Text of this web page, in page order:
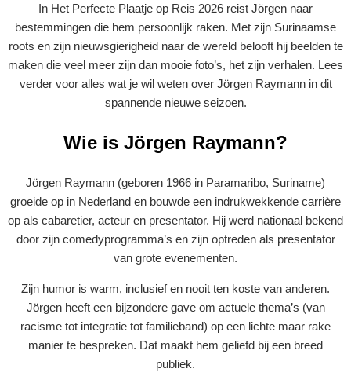
In Het Perfecte Plaatje op Reis 2026 reist Jörgen naar
bestemmingen die hem persoonlijk raken. Met zijn Surinaamse
roots en zijn nieuwsgierigheid naar de wereld belooft hij beelden te
maken die veel meer zijn dan mooie foto’s, het zijn verhalen. Lees
verder voor alles wat je wil weten over Jörgen Raymann in dit
spannende nieuwe seizoen.
Wie is Jörgen Raymann?
Jörgen Raymann (geboren 1966 in Paramaribo, Suriname)
groeide op in Nederland en bouwde een indrukwekkende carrière
op als cabaretier, acteur en presentator. Hij werd nationaal bekend
door zijn comedyprogramma’s en zijn optreden als presentator
van grote evenementen.
Zijn humor is warm, inclusief en nooit ten koste van anderen.
Jörgen heeft een bijzondere gave om actuele thema’s (van
racisme tot integratie tot familieband) op een lichte maar rake
manier te bespreken. Dat maakt hem geliefd bij een breed
publiek.